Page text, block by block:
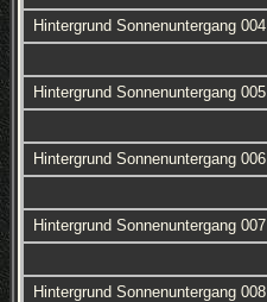
Hintergrund Sonnenuntergang 004
Hintergrund Sonnenuntergang 005
Hintergrund Sonnenuntergang 006
Hintergrund Sonnenuntergang 007
Hintergrund Sonnenuntergang 008